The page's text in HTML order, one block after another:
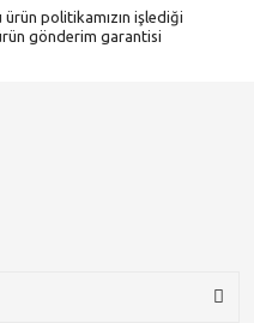
politikamızın işlediği
gönderim garantisi